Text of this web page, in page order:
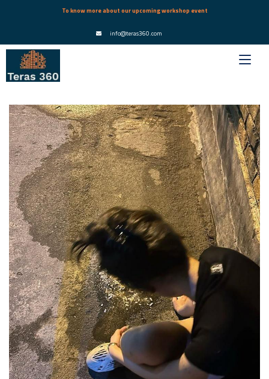
To know more about our upcoming workshop event
info@teras360.com